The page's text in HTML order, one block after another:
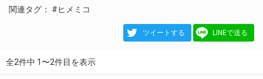
関連タグ： #ヒメミコ
ツイートする LINEで送る
全2件中 1〜2件目を表示